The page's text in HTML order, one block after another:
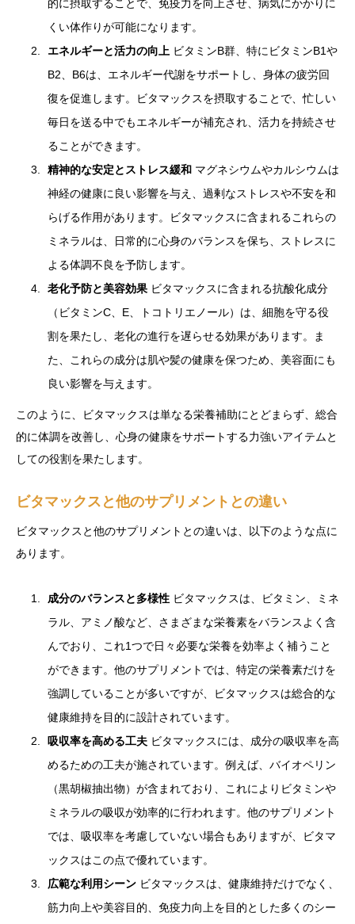
的に摂取することで、免疫力を向上させ、病気にかかりに
くい体作りが可能になります。
エネルギーと活力の向上 ビタミンB群、特にビタミンB1や
B2、B6は、エネルギー代謝をサポートし、身体の疲労回
復を促進します。ビタマックスを摂取することで、忙しい
毎日を送る中でもエネルギーが補充され、活力を持続させ
ることができます。
精神的な安定とストレス緩和 マグネシウムやカルシウムは
神経の健康に良い影響を与え、過剰なストレスや不安を和
らげる作用があります。ビタマックスに含まれるこれらの
ミネラルは、日常的に心身のバランスを保ち、ストレスに
よる体調不良を予防します。
老化予防と美容効果 ビタマックスに含まれる抗酸化成分
（ビタミンC、E、トコトリエノール）は、細胞を守る役
割を果たし、老化の進行を遅らせる効果があります。ま
た、これらの成分は肌や髪の健康を保つため、美容面にも
良い影響を与えます。
このように、ビタマックスは単なる栄養補助にとどまらず、総合
的に体調を改善し、心身の健康をサポートする力強いアイテムと
しての役割を果たします。
ビタマックスと他のサプリメントとの違い
ビタマックスと他のサプリメントとの違いは、以下のような点に
あります。
成分のバランスと多様性 ビタマックスは、ビタミン、ミネ
ラル、アミノ酸など、さまざまな栄養素をバランスよく含
んでおり、これ1つで日々必要な栄養を効率よく補うこと
ができます。他のサプリメントでは、特定の栄養素だけを
強調していることが多いですが、ビタマックスは総合的な
健康維持を目的に設計されています。
吸収率を高める工夫 ビタマックスには、成分の吸収率を高
めるための工夫が施されています。例えば、バイオペリン
（黒胡椒抽出物）が含まれており、これによりビタミンや
ミネラルの吸収が効率的に行われます。他のサプリメント
では、吸収率を考慮していない場合もありますが、ビタマ
ックスはこの点で優れています。
広範な利用シーン ビタマックスは、健康維持だけでなく、
筋力向上や美容目的、免疫力向上を目的とした多くのシー